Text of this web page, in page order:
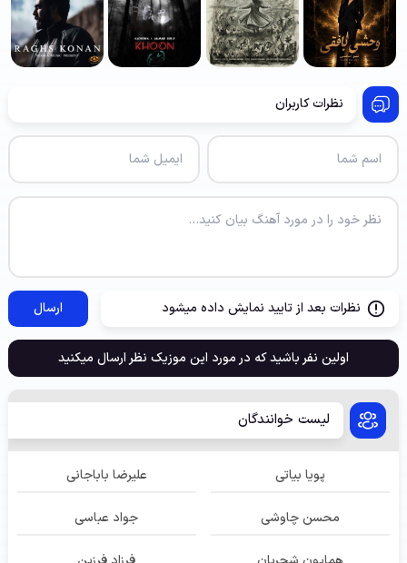
نظرات کاربران
نظرات بعد از تایید نمایش داده میشود ارسال
اولین نفر باشید که در مورد این موزیک نظر ارسال میکنید
لیست خوانندگان
پویا بیاتی علیرضا باباجانی
محسن چاوشی جواد عباسی